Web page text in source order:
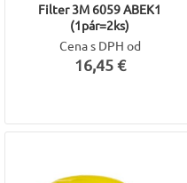
Filter 3M 6059 ABEK1
(1pár=2ks)
Cena s DPH od
16,45 €